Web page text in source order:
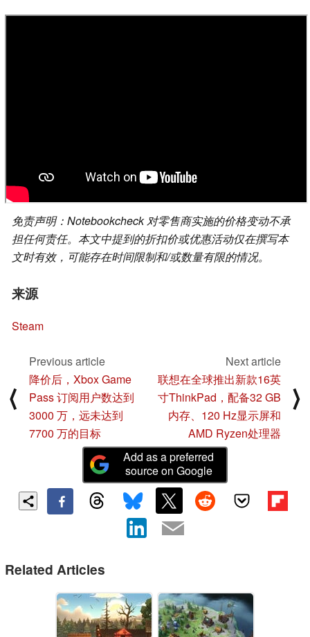
免责声明：Notebookcheck 对零售商实施的价格变动不承
担任何责任。本文中提到的折扣价或优惠活动仅在撰写本
文时有效，可能存在时间限制和/或数量有限的情况。
来源
Steam
⟨
Previous article
降价后，Xbox Game
Pass 订阅用户数达到
3000 万，远未达到
7700 万的目标
Next article
联想在全球推出新款16英
寸ThinkPad，配备32 GB
内存、120 Hz显示屏和
AMD Ryzen处理器
⟩
Add as a preferred
source on Google
Related Articles